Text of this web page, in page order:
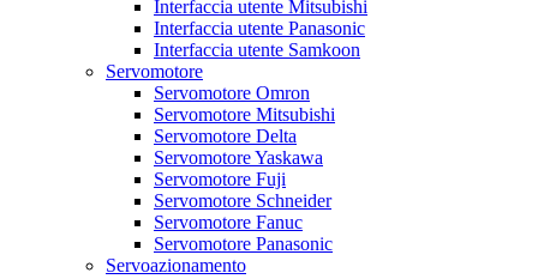
Interfaccia utente Mitsubishi
Interfaccia utente Panasonic
Interfaccia utente Samkoon
Servomotore
Servomotore Omron
Servomotore Mitsubishi
Servomotore Delta
Servomotore Yaskawa
Servomotore Fuji
Servomotore Schneider
Servomotore Fanuc
Servomotore Panasonic
Servoazionamento